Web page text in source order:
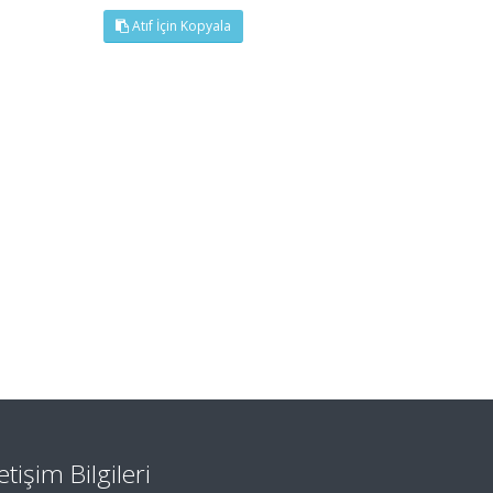
Atıf İçin Kopyala
Bilgileri